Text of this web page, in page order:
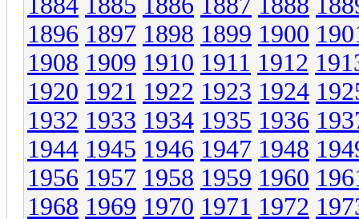
1896 1897 1898 1899 1900
1908 1909 1910 1911 1912
1920 1921 1922 1923 1924
1932 1933 1934 1935 1936
1944 1945 1946 1947 1948
1956 1957 1958 1959 1960
1968 1969 1970 1971 1972